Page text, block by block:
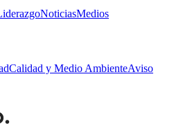
NoticiasMedios
Calidad y Medio AmbienteAviso